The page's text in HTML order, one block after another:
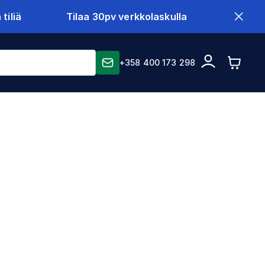
tiliä Tilaa 30pv verkkolaskulla
+358 400 173 298